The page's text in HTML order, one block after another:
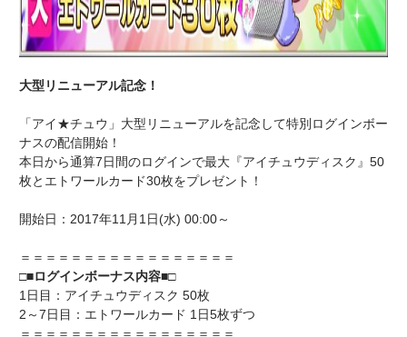
大型リニューアル記念！
「アイ★チュウ」大型リニューアルを記念して特別ログインボー
ナスの配信開始！
本日から通算7日間のログインで最大『アイチュウディスク』50
枚とエトワールカード30枚をプレゼント！
開始日：2017年11月1日(水) 00:00～
＝＝＝＝＝＝＝＝＝＝＝＝＝＝＝＝＝
□■ログインボーナス内容■□
1日目：アイチュウディスク 50枚
2～7日目：エトワールカード 1日5枚ずつ
＝＝＝＝＝＝＝＝＝＝＝＝＝＝＝＝＝